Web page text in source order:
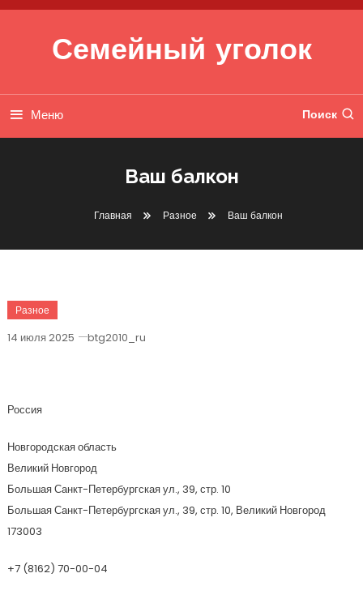
Перейти к содержимому
Семейный уголок
Меню Поиск
Ваш балкон
Главная Разное Ваш балкон
Разное
14 июля 2025 btg2010_ru
Россия
Новгородская область
Великий Новгород
Большая Санкт-Петербургская ул., 39, стр. 10
Большая Санкт-Петербургская ул., 39, стр. 10, Великий Новгород
173003
+7 (8162) 70-00-04